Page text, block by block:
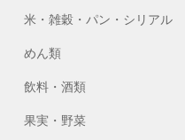
米・雑穀・パン・シリアル
めん類
飲料・酒類
果実・野菜